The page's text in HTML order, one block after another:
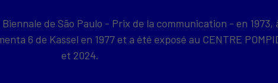
de São Paulo - Prix de la communication - en 1973,
6 de Kassel en 1977 et a été exposé au CENTRE
et 2024.